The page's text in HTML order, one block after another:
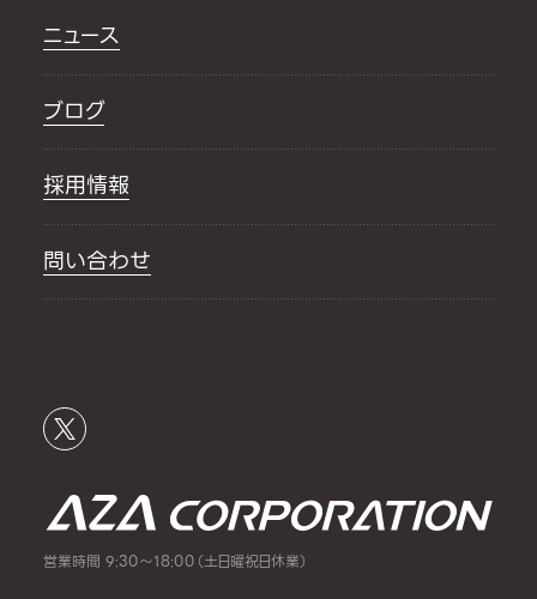
ニュース
ブログ
採用情報
問い合わせ
営業時間 9:30～18:00（土日曜祝日休業）